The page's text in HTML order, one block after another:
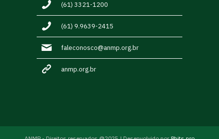
(61) 3321-1200
(61) 9.9639-2415
faleconosco@anmp.org.br
anmp.org.br